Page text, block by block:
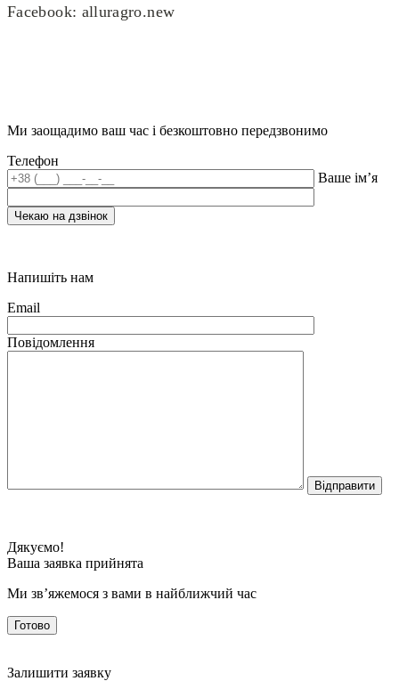
Facebook: alluragro.new
Ми заощадимо ваш час і безкоштовно передзвонимо
Телефон
Ваше ім’я
Напишіть нам
Email
Повідомлення
Дякуємо!
Ваша заявка прийнята
Ми зв’яжемося з вами в найближчий час
Готово
Залишити заявку